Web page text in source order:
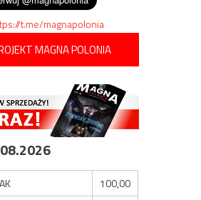
t.me/magnapolonia
MAGNA POLONIA
100,00